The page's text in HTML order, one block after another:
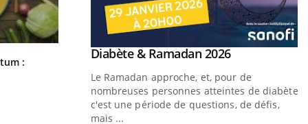
: Comment nous percevons le chaud
sujet
Youtube
Diabète & Ramadan 2026Youtube
Le Ramadan approche, et, pour de
nombreuses personnes atteintes de diabète,
c'est une période de questions, de défis,
mais ...